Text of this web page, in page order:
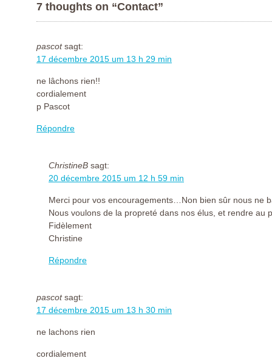
7 thoughts on “Contact”
pascot sagt:
17 décembre 2015 um 13 h 29 min
ne lâchons rien!!
cordialement
p Pascot
Répondre
ChristineB sagt:
20 décembre 2015 um 12 h 59 min
Merci pour vos encouragements…Non bien sûr nous ne
Nous voulons de la propreté dans nos élus, et rendre au
Fidèlement
Christine
Répondre
pascot sagt:
17 décembre 2015 um 13 h 30 min
ne lachons rien
cordialement